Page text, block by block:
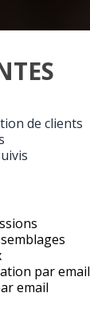
de clients
par email
email